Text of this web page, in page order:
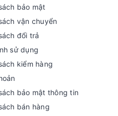
bảo mật
vận chuyển
đổi trả
sử dụng
kiểm hàng
bảo mật thông tin
bán hàng